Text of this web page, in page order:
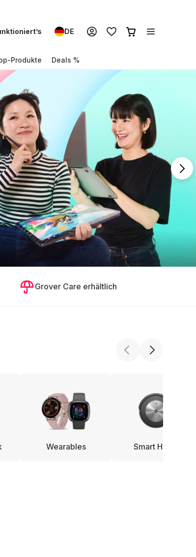
DE
Produkte Deals %
Grover Care erhältlich
Wearables Smart Home